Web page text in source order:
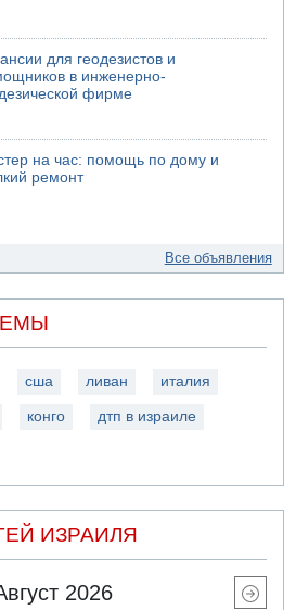
для геодезистов и
в инженерно-
фирме
на час: помощь по дому и
ремонт
Все объявления
сша ливан италия
конго дтп в израиле
ИЗРАИЛЯ
2026